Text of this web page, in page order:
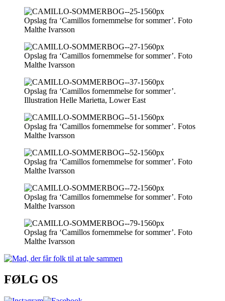
Opslag fra ‘Camillos fornemmelse for sommer’. Foto
Malthe Ivarsson
Opslag fra ‘Camillos fornemmelse for sommer’. Foto
Malthe Ivarsson
Opslag fra ‘Camillos fornemmelse for sommer’.
Illustration Helle Marietta, Lower East
Opslag fra ‘Camillos fornemmelse for sommer’. Fotos
Malthe Ivarsson
Opslag fra ‘Camillos fornemmelse for sommer’. Foto
Malthe Ivarsson
Opslag fra ‘Camillos fornemmelse for sommer’. Foto
Malthe Ivarsson
Opslag fra ‘Camillos fornemmelse for sommer’. Foto
Malthe Ivarsson
FØLG OS